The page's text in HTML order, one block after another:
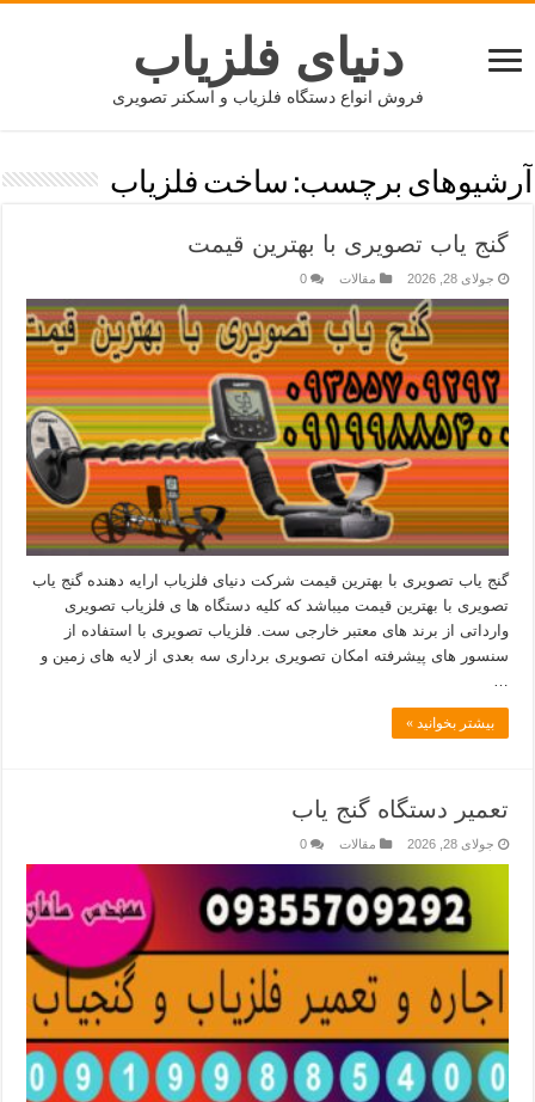
دنیای فلزیاب
فروش انواع دستگاه فلزیاب و اسکنر تصویری
آرشیوهای برچسب: ساخت فلزیاب
گنج یاب تصویری با بهترین قیمت
جولای 28, 2026 مقالات 0
گنج یاب تصویری با بهترین قیمت شرکت دنیای فلزیاب ارایه دهنده گنج یاب
تصویری با بهترین قیمت میباشد که کلیه دستگاه ها ی فلزیاب تصویری
وارداتی از برند های معتبر خارجی ست. فلزیاب تصویری با استفاده از
سنسور های پیشرفته امکان تصویری برداری سه بعدی از لایه های زمین و
بیشتر بخوانید »
تعمیر دستگاه گنج یاب
جولای 28, 2026 مقالات 0